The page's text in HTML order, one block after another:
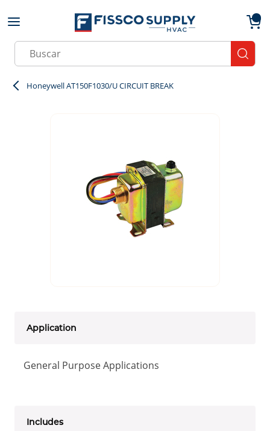
Skip to main content
Site Search
Honeywell AT150F1030/U CIRCUIT BREAK
Application
General Purpose Applications
Includes